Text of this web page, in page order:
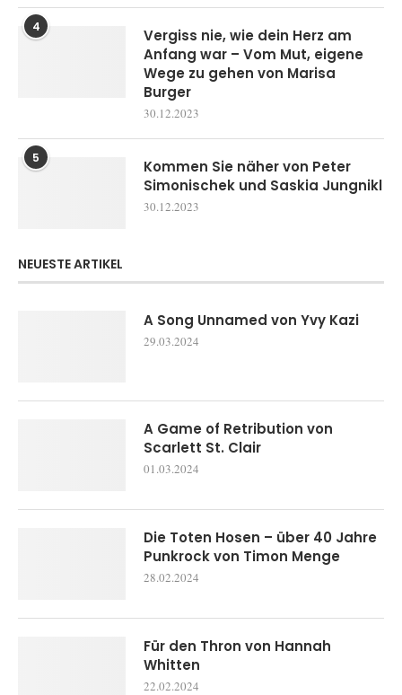
4
Vergiss nie, wie dein Herz am
Anfang war – Vom Mut, eigene
Wege zu gehen von Marisa
Burger
30.12.2023
5
Kommen Sie näher von Peter
Simonischek und Saskia Jungnikl
30.12.2023
NEUESTE ARTIKEL
A Song Unnamed von Yvy Kazi
29.03.2024
A Game of Retribution von
Scarlett St. Clair
01.03.2024
Die Toten Hosen – über 40 Jahre
Punkrock von Timon Menge
28.02.2024
Für den Thron von Hannah
Whitten
22.02.2024